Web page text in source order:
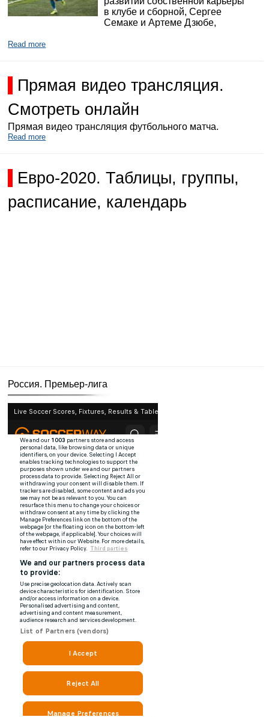
в клубе и сборной, Сергее
Семаке и Артеме Дзюбе,
Read more
Прямая видео трансляция.
Смотреть онлайн
Прямая видео трансляция футбольного матча.
Read more
Евро-2020. Таблицы, группы,
расписание, календарь
Россия. Премьер-лига